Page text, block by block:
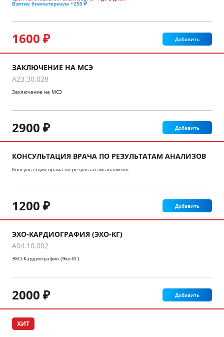
Взятие биоматериала +250 ₽
1600 ₽ Добавить
ЗАКЛЮЧЕНИЕ НА МСЭ
A23.30.028
Заключение на МСЭ
2900 ₽ Добавить
КОНСУЛЬТАЦИЯ ВРАЧА ПО РЕЗУЛЬТАТАМ АНАЛИЗОВ
Консультация врача по результатам анализов
1200 ₽ Добавить
ЭХО-КАРДИОГРАФИЯ (ЭХО-КГ)
A04.10.002
ЭХО-Кардиография (Эхо-КГ)
2000 ₽ Добавить
ХИТ